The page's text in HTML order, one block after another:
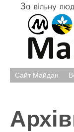
Сайт Майдан